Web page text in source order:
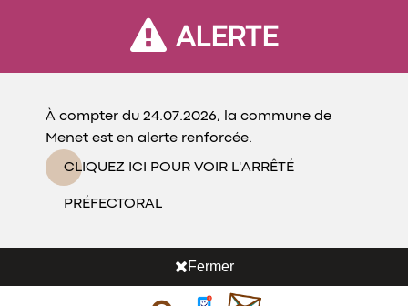
ALERTE
À compter du 24.07.2026, la commune de
Menet est en alerte renforcée.
CLIQUEZ ICI POUR VOIR L'ARRÊTÉ
PRÉFECTORAL
Fermer